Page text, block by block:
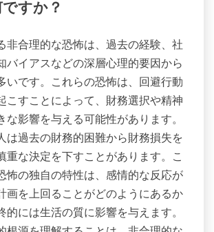
すか？
非合理的な恐怖は、過去の経験、社
バイアスなどの深層心理的要因から
いです。これらの恐怖は、回避行動
こすことによって、財務選択や精神
な影響を与える可能性があります。
は過去の財務的困難から財務損失を
重な決定を下すことがあります。こ
怖の独自の特性は、感情的な反応が
画を上回ることがどのようにあるか
的には生活の質に影響を与えます。